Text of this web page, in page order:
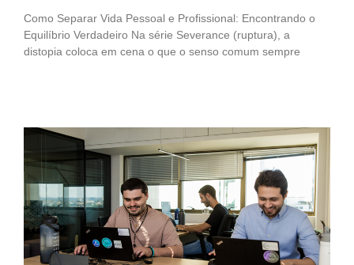
Como Separar Vida Pessoal e Profissional: Encontrando o
Equilíbrio Verdadeiro Na série Severance (ruptura), a
distopia coloca em cena o que o senso comum sempre